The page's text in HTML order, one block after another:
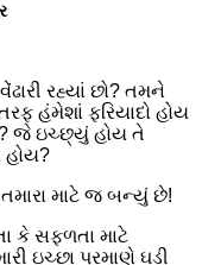
રહ્યાં છો? તમને
હંમેશાં ફરિયાદો હોય
જે ઇચ્છ્યું હોય તે
હોય?
માટે જ બન્યું છે!
કે સફળતા માટે
ઇચ્છા પ્રમાણે ઘડી